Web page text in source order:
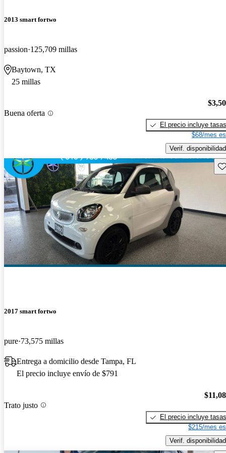
2013 smart fortwo
passion 125,709 millas
Baytown, TX
25 millas
Buena oferta
El precio incluye tasas
$68/mes
Verif. disponibilidad
2017 smart fortwo
pure 73,575 millas
Entrega a domicilio desde Tampa, FL
El precio incluye envío de $791
Trato justo
El precio incluye tasas
$215/mes
Verif. disponibilidad